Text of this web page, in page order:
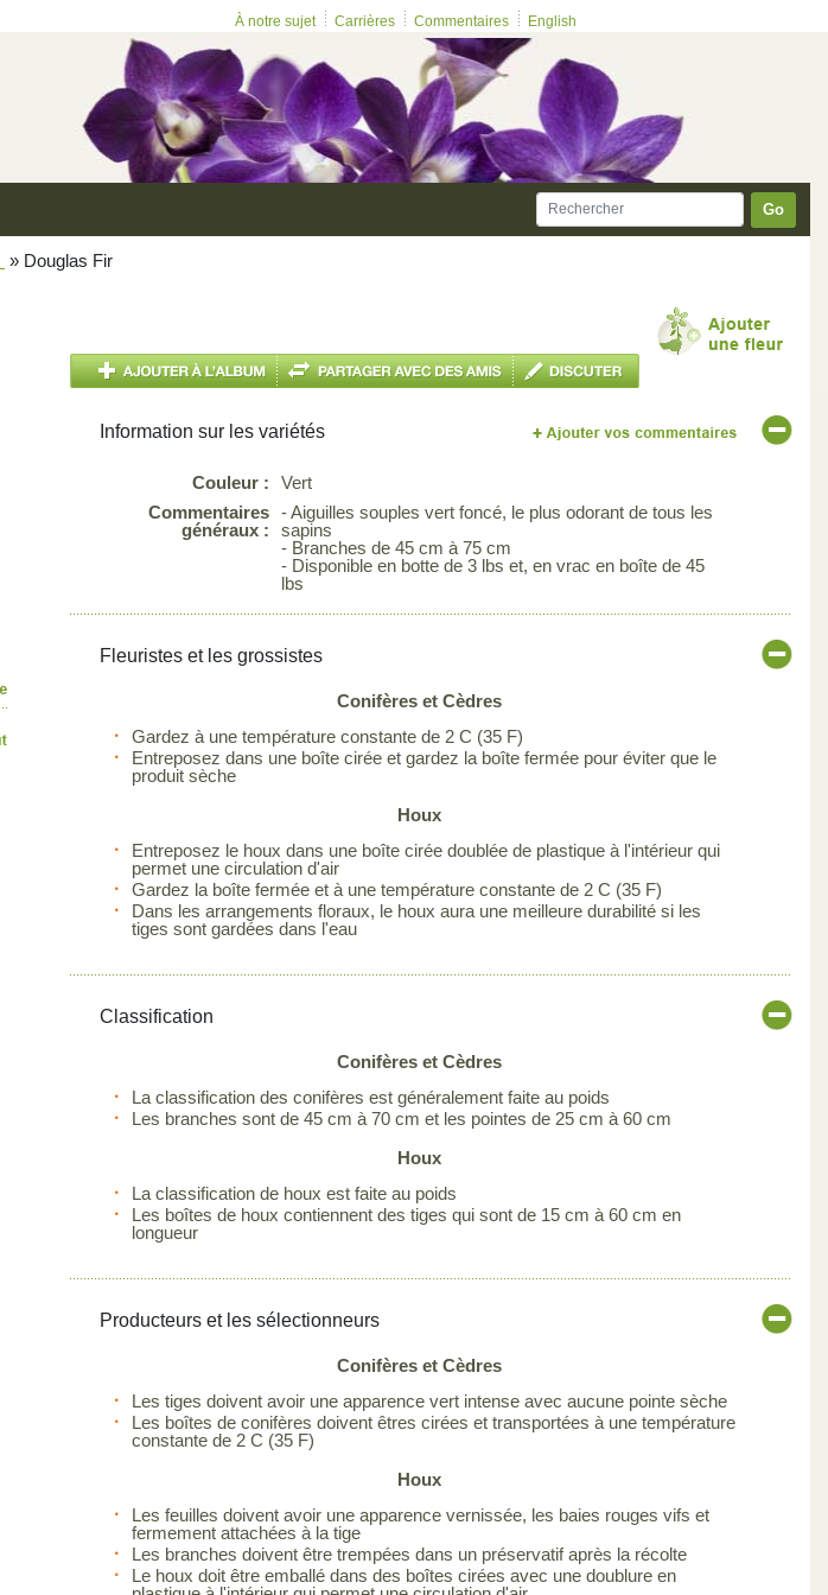
À notre sujet Carrières Commentaires English
Go
» Douglas Fir
Information sur les variétés
Couleur :
Vert
Commentaires
généraux :
- Aiguilles souples vert foncé, le plus odorant de tous les
sapins
- Branches de 45 cm à 75 cm
- Disponible en botte de 3 lbs et, en vrac en boîte de 45
lbs
Fleuristes et les grossistes
Conifères et Cèdres
Gardez à une température constante de 2 C (35 F)
Entreposez dans une boîte cirée et gardez la boîte fermée pour éviter que le
produit sèche
Houx
Entreposez le houx dans une boîte cirée doublée de plastique à l'intérieur qui
permet une circulation d'air
Gardez la boîte fermée et à une température constante de 2 C (35 F)
Dans les arrangements floraux, le houx aura une meilleure durabilité si les
tiges sont gardées dans l'eau
Classification
Conifères et Cèdres
La classification des conifères est généralement faite au poids
Les branches sont de 45 cm à 70 cm et les pointes de 25 cm à 60 cm
Houx
La classification de houx est faite au poids
Les boîtes de houx contiennent des tiges qui sont de 15 cm à 60 cm en
longueur
Producteurs et les sélectionneurs
Conifères et Cèdres
Les tiges doivent avoir une apparence vert intense avec aucune pointe sèche
Les boîtes de conifères doivent êtres cirées et transportées à une température
constante de 2 C (35 F)
Houx
Les feuilles doivent avoir une apparence vernissée, les baies rouges vifs et
fermement attachées à la tige
Les branches doivent être trempées dans un préservatif après la récolte
Le houx doit être emballé dans des boîtes cirées avec une doublure en